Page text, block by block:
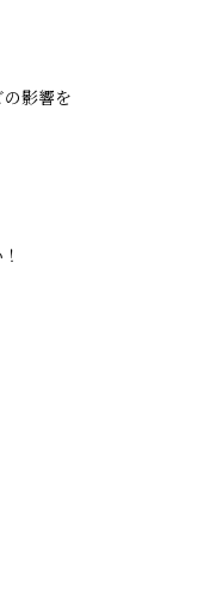
影響を